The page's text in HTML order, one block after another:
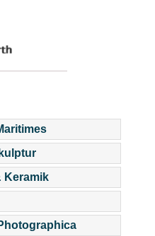
Keramik